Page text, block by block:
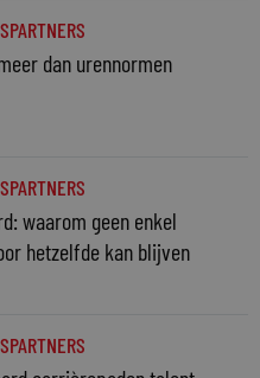
dan urennormen
waarom geen enkel
hetzelfde kan blijven